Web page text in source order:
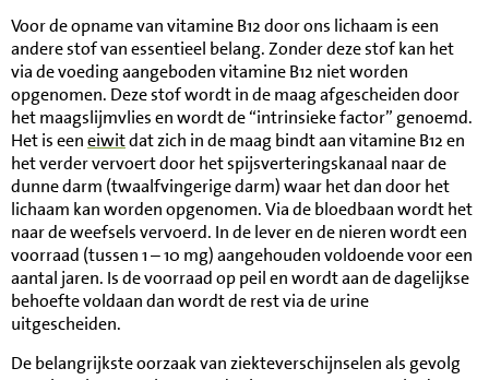
Voor de opname van vitamine B12 door ons lichaam is een
andere stof van essentieel belang. Zonder deze stof kan het
via de voeding aangeboden vitamine B12 niet worden
opgenomen. Deze stof wordt in de maag afgescheiden door
het maagslijmvlies en wordt de “intrinsieke factor” genoemd.
Het is eeneiwitdat zich in de maag bindt aan vitamine B12 en
het verder vervoert door het spijsverteringskanaal naar de
dunne darm (twaalfvingerige darm) waar het dan door het
lichaam kan worden opgenomen. Via de bloedbaan wordt het
naar de weefsels vervoerd. In de lever en de nieren wordt een
voorraad (tussen 1 – 10 mg) aangehouden voldoende voor een
aantal jaren. Is de voorraad op peil en wordt aan de dagelijkse
behoefte voldaan dan wordt de rest via de urine
uitgescheiden.
De belangrijkste oorzaak van ziekteverschijnselen als gevolg